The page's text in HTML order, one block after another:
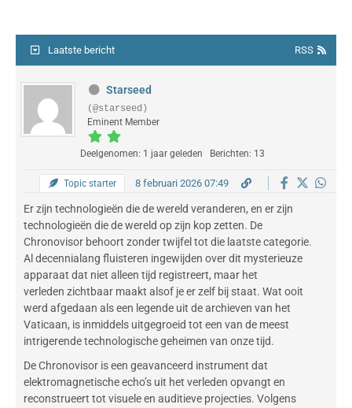
Laatste bericht RSS
Starseed
(@starseed)
Eminent Member
Deelgenomen: 1 jaar geleden Berichten: 13
Topic starter 8 februari 2026 07:49
Er zijn technologieën die de wereld veranderen, en er zijn
technologieën die de wereld op zijn kop zetten. De
Chronovisor behoort zonder twijfel tot die laatste categorie.
Al decennialang fluisteren ingewijden over dit mysterieuze
apparaat dat niet alleen tijd registreert, maar het
verleden zichtbaar maakt alsof je er zelf bij staat. Wat ooit
werd afgedaan als een legende uit de archieven van het
Vaticaan, is inmiddels uitgegroeid tot een van de meest
intrigerende technologische geheimen van onze tijd.
De Chronovisor is een geavanceerd instrument dat
elektromagnetische echo’s uit het verleden opvangt en
reconstrueert tot visuele en auditieve projecties. Volgens